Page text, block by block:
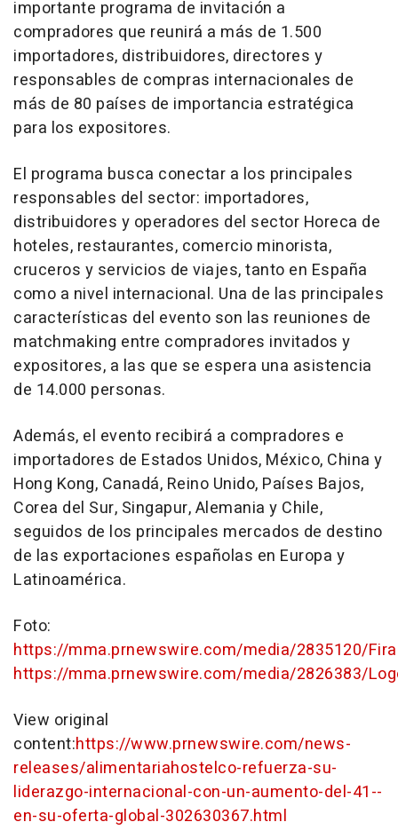
importante programa de invitación a
compradores que reunirá a más de 1.500
importadores, distribuidores, directores y
responsables de compras internacionales de
más de 80 países de importancia estratégica
para los expositores.
El programa busca conectar a los principales
responsables del sector: importadores,
distribuidores y operadores del sector Horeca de
hoteles, restaurantes, comercio minorista,
cruceros y servicios de viajes, tanto en España
como a nivel internacional. Una de las principales
características del evento son las reuniones de
matchmaking entre compradores invitados y
expositores, a las que se espera una asistencia
de 14.000 personas.
Además, el evento recibirá a compradores e
importadores de Estados Unidos, México, China y
Hong Kong, Canadá, Reino Unido, Países Bajos,
Corea del Sur, Singapur, Alemania y Chile,
seguidos de los principales mercados de destino
de las exportaciones españolas en Europa y
Latinoamérica.
Foto:
https://mma.prnewswire.com/media/2835120/
https://mma.prnewswire.com/media/2826383/
View original
content:https://www.prnewswire.com/news-
releases/alimentariahostelco-refuerza-su-
liderazgo-internacional-con-un-aumento-del-41--
en-su-oferta-global-302630367.html